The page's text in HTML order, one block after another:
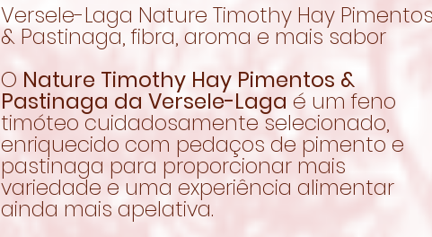
Versele-Laga Nature Timothy Hay Pimentos
& Pastinaga, fibra, aroma e mais sabor
O Nature Timothy Hay Pimentos &
Pastinaga da Versele-Laga é um feno
timóteo cuidadosamente selecionado,
enriquecido com pedaços de pimento e
pastinaga para proporcionar mais
variedade e uma experiência alimentar
ainda mais apelativa.